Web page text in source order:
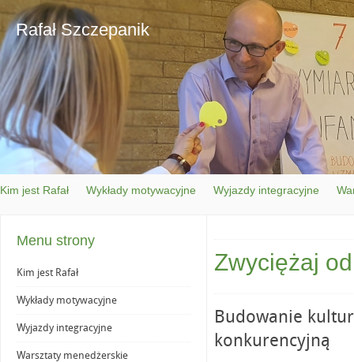
Rafał Szczepanik
Kim jest Rafał Wykłady motywacyjne Wyjazdy integracyjne
Menu strony
Kim jest Rafał
Wykłady motywacyjne
Wyjazdy integracyjne
Warsztaty menedżerskie
Zwyciężaj
Budowanie
konkurencyjną